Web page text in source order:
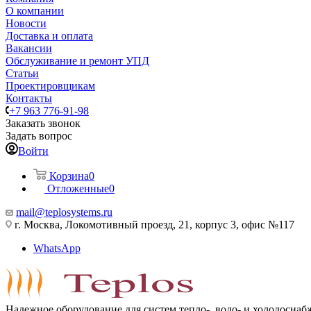
О компании
Новости
Доставка и оплата
Вакансии
Обслуживание и ремонт УПД
Статьи
Проектировщикам
Контакты
+7 963 776-91-98
Заказать звонок
Задать вопрос
Войти
Корзина0
Отложенные0
mail@teplosystems.ru
г. Москва, Локомотивный проезд, 21, корпус 3, офис №117
WhatsApp